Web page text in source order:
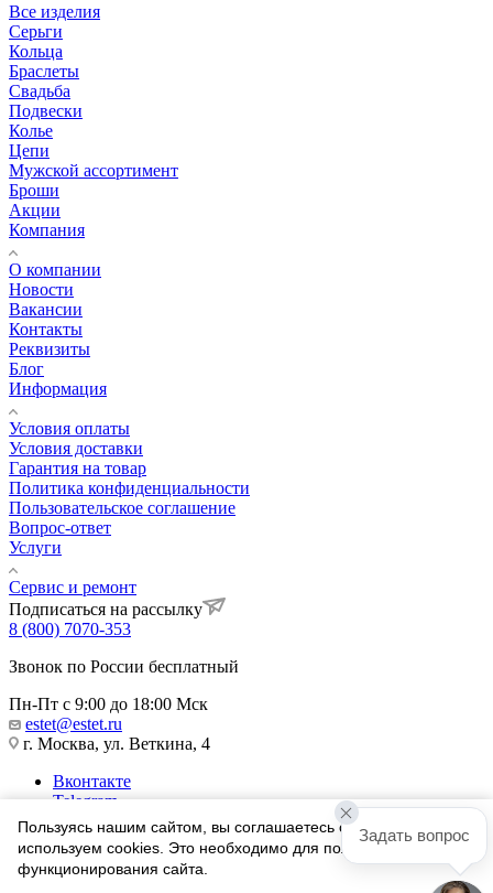
Все изделия
Серьги
Кольца
Браслеты
Свадьба
Подвески
Колье
Цепи
Мужской ассортимент
Броши
Акции
Компания
О компании
Новости
Вакансии
Контакты
Реквизиты
Блог
Информация
Условия оплаты
Условия доставки
Гарантия на товар
Политика конфиденциальности
Пользовательское соглашение
Вопрос-ответ
Услуги
Сервис и ремонт
Подписаться на рассылку
8 (800) 7070-353
Звонок по России бесплатный
Пн-Пт с 9:00 до 18:00 Мск
estet@estet.ru
г. Москва, ул. Веткина, 4
Вконтакте
Telegram
Одноклассники
WhatsApp
1991-2026 © Ювелирный Дом ЭСТЕТ
Пользуясь нашим сайтом, вы соглашаетесь с тем, что мы
используем cookies. Это необходимо для полноценного
функционирования сайта.
Задать вопрос